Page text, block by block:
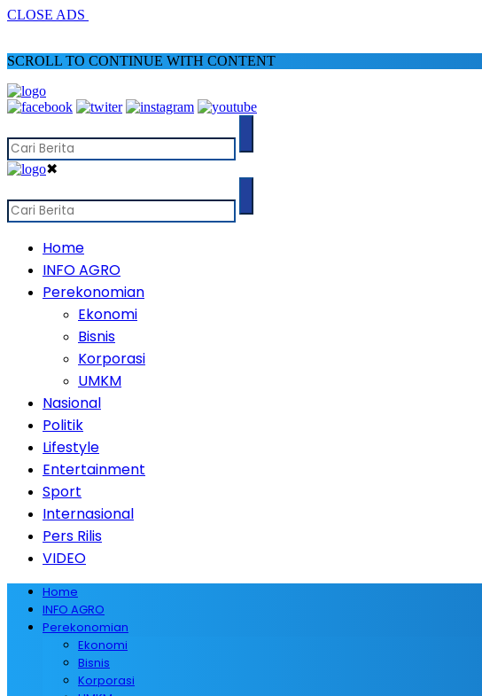
CLOSE ADS
SCROLL TO CONTINUE WITH CONTENT
✖
Home
INFO AGRO
Perekonomian
Ekonomi
Bisnis
Korporasi
UMKM
Nasional
Politik
Lifestyle
Entertainment
Sport
Internasional
Pers Rilis
VIDEO
Home
INFO AGRO
Perekonomian
Ekonomi
Bisnis
Korporasi